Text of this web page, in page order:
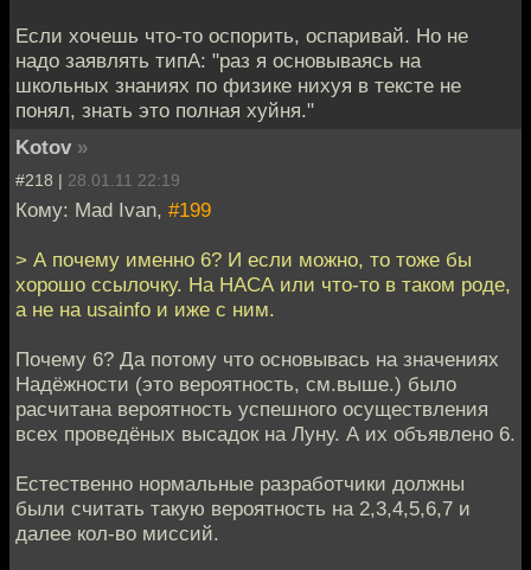
Если хочешь что-то оспорить, оспаривай. Но не
надо заявлять типА: "раз я основываясь на
школьных знаниях по физике нихуя в тексте не
понял, знать это полная хуйня."
Kotov »
#218 | 28.01.11 22:19
Кому: Mad Ivan, #199
> А почему именно 6? И если можно, то тоже бы
хорошо ссылочку. На НАСА или что-то в таком роде,
а не на usainfo и иже с ним.
Почему 6? Да потому что основывась на значениях
Надёжности (это вероятность, см.выше.) было
расчитана вероятность успешного осуществления
всех проведёных высадок на Луну. А их объявлено 6.
Естественно нормальные разработчики должны
были считать такую вероятность на 2,3,4,5,6,7 и
далее кол-во миссий.